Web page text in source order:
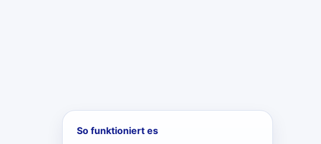
So funktioniert es